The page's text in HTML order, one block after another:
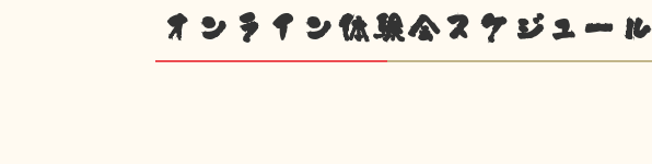
オンライン体験会スケジュール